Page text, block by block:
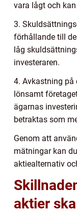
vara lågt och
3.
förhållande till
låg
investeraren.
4. Avkastning på
lönsamt
ägarnas
betraktas som
Genom att
mätningar kan
aktiealternativ
aktier